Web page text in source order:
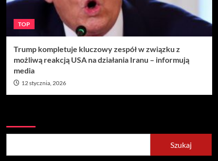
TOP
Trump kompletuje kluczowy zespół w związku z
możliwą reakcją USA na działania Iranu – informują
media
12 stycznia, 2026
Szukaj